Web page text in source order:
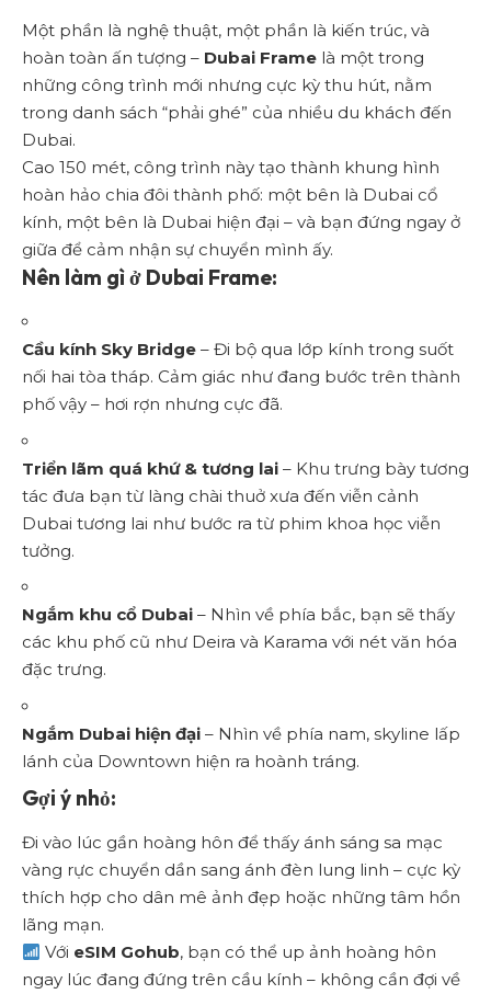
Một phần là nghệ thuật, một phần là kiến trúc, và
hoàn toàn ấn tượng – Dubai Frame là một trong
những công trình mới nhưng cực kỳ thu hút, nằm
trong danh sách “phải ghé” của nhiều du khách đến
Dubai.
Cao 150 mét, công trình này tạo thành khung hình
hoàn hảo chia đôi thành phố: một bên là Dubai cổ
kính, một bên là Dubai hiện đại – và bạn đứng ngay ở
giữa để cảm nhận sự chuyển mình ấy.
Nên làm gì ở Dubai Frame:
Cầu kính Sky Bridge – Đi bộ qua lớp kính trong suốt
nối hai tòa tháp. Cảm giác như đang bước trên thành
phố vậy – hơi rợn nhưng cực đã.
Triển lãm quá khứ & tương lai – Khu trưng bày tương
tác đưa bạn từ làng chài thuở xưa đến viễn cảnh
Dubai tương lai như bước ra từ phim khoa học viễn
tưởng.
Ngắm khu cổ Dubai – Nhìn về phía bắc, bạn sẽ thấy
các khu phố cũ như Deira và Karama với nét văn hóa
đặc trưng.
Ngắm Dubai hiện đại – Nhìn về phía nam, skyline lấp
lánh của Downtown hiện ra hoành tráng.
Gợi ý nhỏ:
Đi vào lúc gần hoàng hôn để thấy ánh sáng sa mạc
vàng rực chuyển dần sang ánh đèn lung linh – cực kỳ
thích hợp cho dân mê ảnh đẹp hoặc những tâm hồn
lãng mạn.
Với eSIM Gohub, bạn có thể up ảnh hoàng hôn
ngay lúc đang đứng trên cầu kính – không cần đợi về